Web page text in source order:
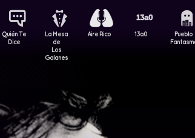
Quién Te
Dice
La Mesa
de
Los
Galanes
Aire Rico 13a0
Pueblo